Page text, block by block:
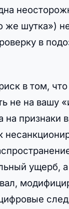
же шутка»)
в
в том,
не на вашу
на признаки
ущерб,